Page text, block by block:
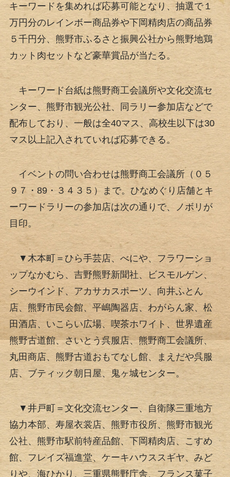
キーワードを集めれば応募可能となり、抽選で１
万円分のレインボー商品券や下岡精肉店の商品券
５千円分、熊野市ふるさと振興公社から熊野地鶏
カット肉セットなど豪華賞品が当たる。
キーワード台紙は熊野商工会議所や文化交流セ
ンター、熊野市観光公社、同ラリー参加店などで
配布しており、一般は全40マス、高校生以下は30
マス以上記入されていれば応募できる。
イベントの問い合わせは熊野商工会議所（０５
９７・89・３４３５）まで。ひなめぐり店舗とキ
ーワードラリーの参加店は次の通りで、ノボリが
目印。
▼木本町＝ひら手芸店、べにや、フラワーショ
ップなかむら、吉野熊野新聞社、ビスモルゲン、
シーウインド、アカサカスポーツ、向井ふとん
店、熊野市民会館、平嶋陶器店、わがらん家、松
田酒店、いこらい広場、喫茶ホワイト、世界遺産
熊野古道館、さいとう呉服店、熊野商工会議所、
丸田商店、熊野古道おもてなし館、まえだや呉服
店、ブティック朝日屋、鬼ヶ城センター。
▼井戸町＝文化交流センター、自衛隊三重地方
協力本部、寿屋衣裳店、熊野市役所、熊野市観光
公社、熊野市駅前特産品館、下岡精肉店、こすめ
館、フレイズ福進堂、ケーキハウススギヤ、みど
りや、海ひかり、三重県熊野庁舎、フランス菓子